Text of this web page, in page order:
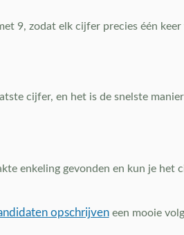
9, zodat elk cijfer precies één
cijfer, en het is de snelste
enkeling gevonden en kun je het
opschrijveneen mooie